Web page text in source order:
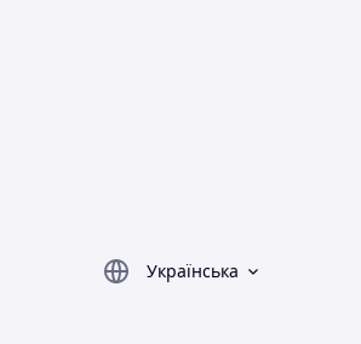
Українська